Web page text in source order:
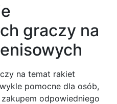
graczy na
na temat rakiet
pomocne dla osób,
odpowiedniego